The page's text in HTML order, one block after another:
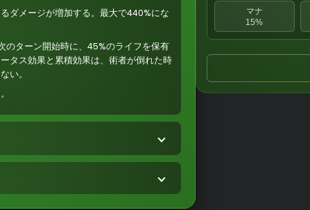
ダメージが増加する。最大で440%にな
のターン開始時に、45%のライフを保有
タス効果と累積効果は、術者が倒れた時
い。
マナ
15%